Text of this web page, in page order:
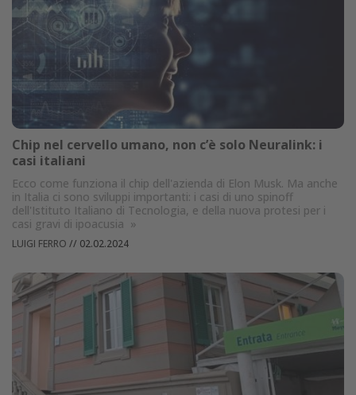
Chip nel cervello umano, non c’è solo Neuralink: i
casi italiani
Ecco come funziona il chip dell'azienda di Elon Musk. Ma anche
in Italia ci sono sviluppi importanti: i casi di uno spinoff
dell'Istituto Italiano di Tecnologia, e della nuova protesi per i
casi gravi di ipoacusia »
LUIGI FERRO // 02.02.2024